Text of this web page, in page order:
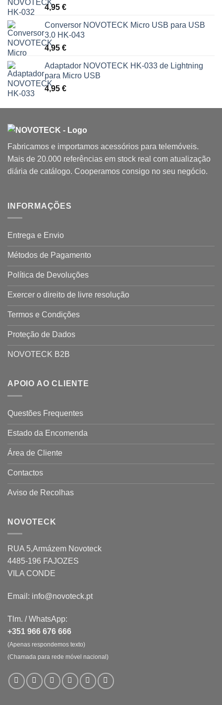
4,95 €
Conversor NOVOTECK Micro USB para USB
3.0 HK-043
4,95 €
Adaptador NOVOTECK HK-033 de Lightning
para Micro USB
4,95 €
Fabricamos e importamos acessórios para telemóveis.
Mais de 20.000 referências em stock real com atualização
diária de catálogo. Cooperamos consigo no seu negócio.
INFORMAÇÕES
Entrega e Envio
Métodos de Pagamento
Política de Devoluções
Exercer o direito de livre resolução
Termos e Condições
Proteção de Dados
NOVOTECK B2B
APOIO AO CLIENTE
Questões Frequentes
Estado da Encomenda
Área de Cliente
Contactos
Aviso de Recolhas
NOVOTECK
RUA 5,Armázem Novoteck
4485-196 FAJOZES
VILA CONDE
Email: info@novoteck.pt
Tlm. / WhatsApp:
+351 966 676 666
(Apenas respondemos texto)
(Chamada para rede móvel nacional)